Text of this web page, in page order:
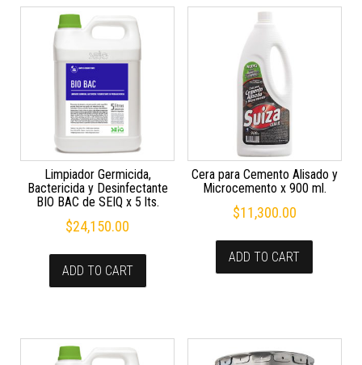
Limpiador Germicida,
Bactericida y Desinfectante
BIO BAC de SEIQ x 5 lts.
$24,150.00
ADD TO CART
Cera para Cemento Alisado y
Microcemento x 900 ml.
$11,300.00
ADD TO CART